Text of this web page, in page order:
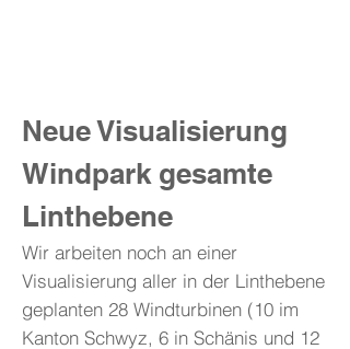
Neue Visualisierung
Windpark gesamte
Linthebene
Wir arbeiten noch an einer
Visualisierung aller in der Linthebene
geplanten 28 Windturbinen (10 im
Kanton Schwyz, 6 in Schänis und 12